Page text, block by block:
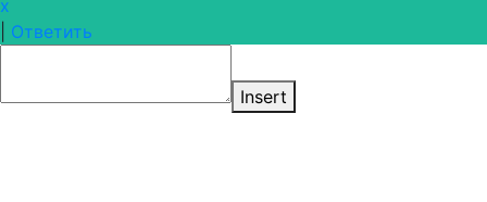
x
Ответить
Insert